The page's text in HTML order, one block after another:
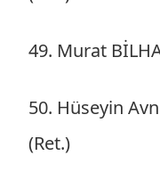
49. Murat
50. Hüseyin
(Ret.)